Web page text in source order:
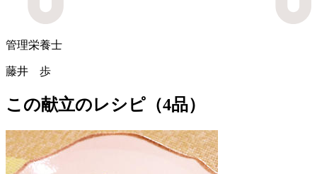
管理栄養士
藤井 歩
この献立のレシピ（4品）